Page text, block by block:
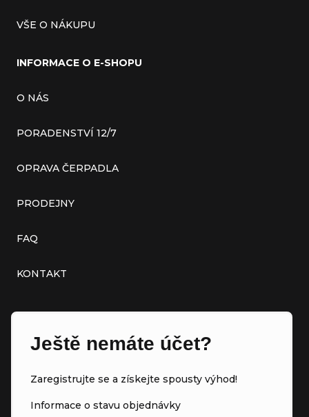
VŠE O NÁKUPU
INFORMACE O E-SHOPU
O NÁS
PORADENSTVÍ 12/7
OPRAVA ČERPADLA
PRODEJNY
FAQ
KONTAKT
Ještě nemáte účet?
Zaregistrujte se a získejte spousty výhod!
Informace o stavu objednávky